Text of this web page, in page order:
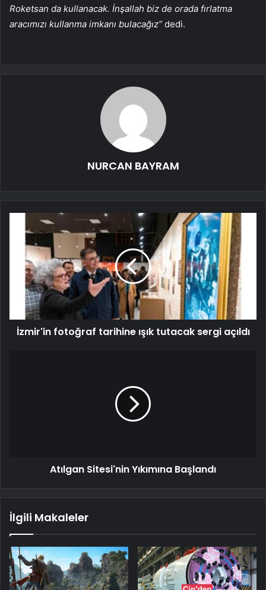
Roketsan da kullanacak. İnşallah biz de orada fırlatma
aracımızı kullanma imkanı bulacağız” dedi.
NURCAN BAYRAM
İzmir'in fotoğraf tarihine ışık tutacak sergi açıldı
Atılgan Sitesi'nin Yıkımına Başlandı
İlgili Makaleler